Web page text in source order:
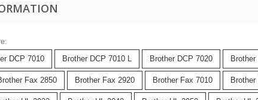
DCP 7010 Brother DCP 7010 L Brother DCP 7020
Fax 2850 Brother Fax 2920 Brother Fax 7010